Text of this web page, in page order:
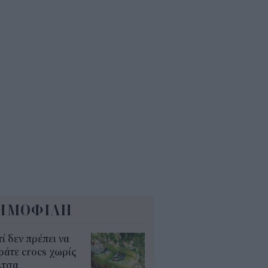
δεν πρέπει να
crocs χωρίς